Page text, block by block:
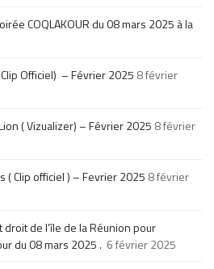
COQLAKOUR du 08 mars 2025 à la
Officiel) – Février 2025 8 février
( Vizualizer) – Février 2025 8 février
( Clip officiel ) – Fevrier 2025 8 février
droit de l’île de la Réunion pour
du 08 mars 2025 . 6 février 2025